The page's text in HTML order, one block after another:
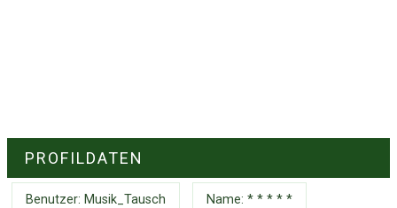
PROFILDATEN
Benutzer: Musik_Tausch Name: * * * * *